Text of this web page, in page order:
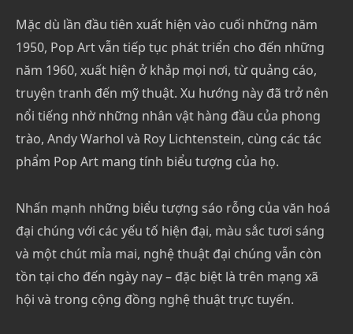
Mặc dù lần đầu tiên xuất hiện vào cuối những năm
1950, Pop Art vẫn tiếp tục phát triển cho đến những
năm 1960, xuất hiện ở khắp mọi nơi, từ quảng cáo,
truyện tranh đến mỹ thuật. Xu hướng này đã trở nên
nổi tiếng nhờ những nhân vật hàng đầu của phong
trào, Andy Warhol và Roy Lichtenstein, cùng các tác
phẩm Pop Art mang tính biểu tượng của họ.
Nhấn mạnh những biểu tượng sáo rỗng của văn hoá
đại chúng với các yếu tố hiện đại, màu sắc tươi sáng
và một chút mỉa mai, nghệ thuật đại chúng vẫn còn
tồn tại cho đến ngày nay – đặc biệt là trên mạng xã
hội và trong cộng đồng nghệ thuật trực tuyến.